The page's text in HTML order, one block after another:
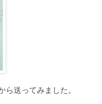
ら送ってみました。